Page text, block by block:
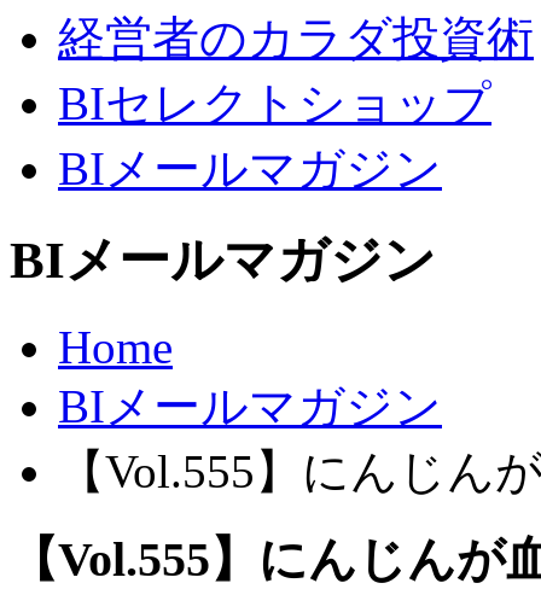
経営者のカラダ投資術
BIセレクトショップ
BIメールマガジン
BIメールマガジン
Home
BIメールマガジン
【Vol.555】にんじん
【Vol.555】にんじん